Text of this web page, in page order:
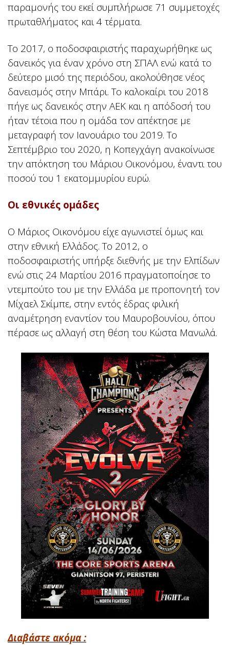
παραμονής του εκεί συμπλήρωσε 71 συμμετοχές
πρωταθλήματος και 4 τέρματα.
Το 2017, ο ποδοσφαιριστής παραχωρήθηκε ως
δανεικός για έναν χρόνο στη ΣΠΑΛ ενώ κατά το
δεύτερο μισό της περιόδου, ακολούθησε νέος
δανεισμός στην Μπάρι. Το καλοκαίρι του 2018
πήγε ως δανεικός στην ΑΕΚ και η απόδοσή του
ήταν τέτοια που η ομάδα τον απέκτησε με
μεταγραφή τον Ιανουάριο του 2019. Το
Σεπτέμβριο του 2020, η Κοπεγχάγη ανακοίνωσε
την απόκτηση του Μάριου Οικονόμου, έναντι του
ποσού του 1 εκατομμυρίου ευρώ.
Οι εθνικές ομάδες
Ο Μάριος Οικονόμου είχε αγωνιστεί όμως και
στην εθνική Ελλάδος. Το 2012, ο
ποδοσφαιριστής υπήρξε διεθνής με την Ελπίδων
ενώ στις 24 Μαρτίου 2016 πραγματοποίησε το
ντεμπούτο του με την Ελλάδα με προπονητή τον
Μίχαελ Σκίμπε, στην εντός έδρας φιλική
αναμέτρηση εναντίον του Μαυροβουνίου, όπου
πέρασε ως αλλαγή στη θέση του Κώστα Μανωλά.
Διαβάστε ακόμα :